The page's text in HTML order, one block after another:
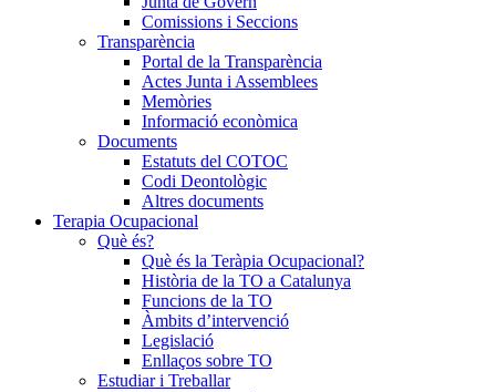
Comissions i Seccions
Transparència
Portal de la Transparència
Actes Junta i Assemblees
Memòries
Informació econòmica
Documents
Estatuts del COTOC
Codi Deontològic
Altres documents
Terapia Ocupacional
Què és?
Què és la Teràpia Ocupacional?
Història de la TO a Catalunya
Funcions de la TO
Àmbits d’intervenció
Legislació
Enllaços sobre TO
Estudiar i Treballar